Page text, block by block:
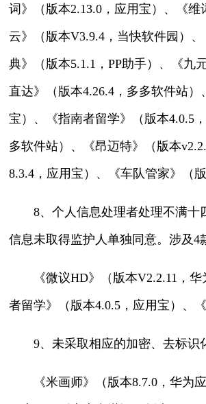
词》（版本2.13.0，应用宝）、《
云》（版本V3.9.4，当快软件园）
典》（版本5.1.1，PP助手）、《九
直达》（版本4.26.4，多多软件站
宝）、《指南者留学》（版本4.0.5
多软件站）、《昂迈特》（版本
8.3.4，应用宝）、《车队管家》（
8、个人信息处理者处理不满十
信息未取得监护人单独同意。涉及4
《微议HD》（版本V2.2.11，
者留学》（版本4.0.5，应用宝）、
9、未采取相应的加密、去标识
《米画师》（版本8.7.0，华为